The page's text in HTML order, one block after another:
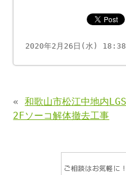
2020年2月26日(水)
«和歌山市松江中地内LGS
2Fソーコ解体撤去工事